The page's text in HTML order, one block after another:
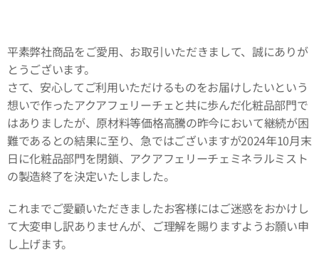
平素弊社商品をご愛用、お取引いただきまして、誠にありが
とうございます。
さて、安心してご利用いただけるものをお届けしたいという
想いで作ったアクアフェリーチェと共に歩んだ化粧品部門で
はありましたが、原材料等価格高騰の昨今において継続が困
難であるとの結果に至り、急ではございますが2024年10月末
日に化粧品部門を閉鎖、アクアフェリーチェミネラルミスト
の製造終了を決定いたしました。
これまでご愛顧いただきましたお客様にはご迷惑をおかけし
て大変申し訳ありませんが、ご理解を賜りますようお願い申
し上げます。